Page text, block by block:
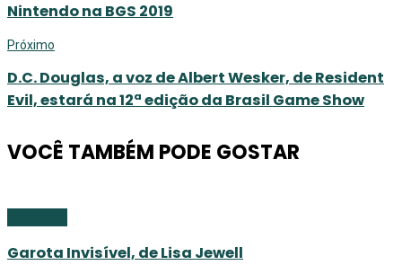
Nintendo na BGS 2019
Próximo
D.C. Douglas, a voz de Albert Wesker, de Resident
Evil, estará na 12ª edição da Brasil Game Show
VOCÊ TAMBÉM PODE GOSTAR
Garota Invisível, de Lisa Jewell